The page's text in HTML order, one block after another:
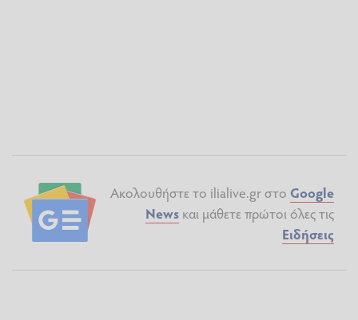
Ακολουθήστε το ilialive.gr στο Google
News και μάθετε πρώτοι όλες τις
Ειδήσεις